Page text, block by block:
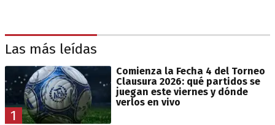
Las más leídas
1
Comienza la Fecha 4 del Torneo
Clausura 2026: qué partidos se
juegan este viernes y dónde
verlos en vivo